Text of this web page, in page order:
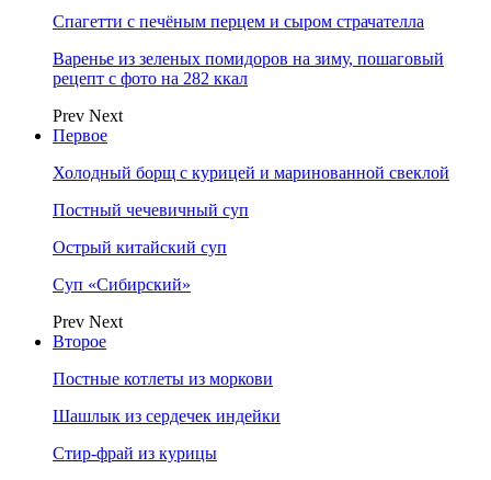
Спагетти с печёным перцем и сыром страчателла
Варенье из зеленых помидоров на зиму, пошаговый
рецепт с фото на 282 ккал
Prev Next
Первое
Холодный борщ с курицей и маринованной свеклой
Постный чечевичный суп
Острый китайский суп
Суп «Сибирский»
Prev Next
Второе
Постные котлеты из моркови
Шашлык из сердечек индейки
Стир-фрай из курицы